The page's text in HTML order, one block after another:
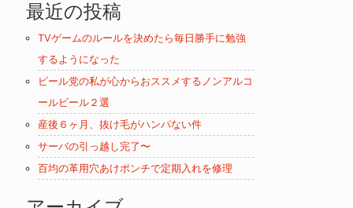
ゴ
ー
最近の投稿
TVゲームのルールを決めたら毎日勝手に勉強
するようになった
ビール党の私が心からおススメするノンアルコ
ールビール２選
産後６ヶ月、抜け毛がハンパない件
サーバの引っ越し完了〜
百均の革用穴あけポンチで定期入れを修理